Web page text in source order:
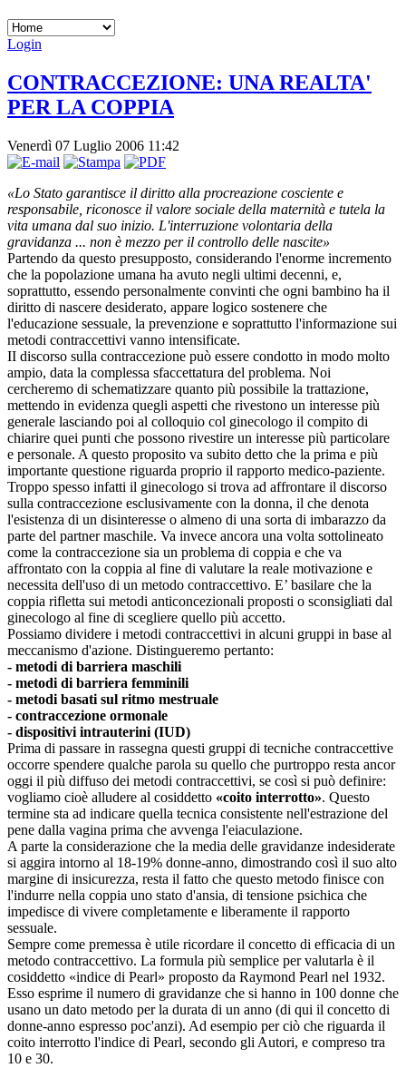
Login
CONTRACCEZIONE: UNA REALTA'
PER LA COPPIA
Venerdì 07 Luglio 2006 11:42
«Lo Stato garantisce il diritto alla procreazione cosciente e
responsabile, riconosce il valore sociale della maternità e tutela la
vita umana dal suo inizio. L'interruzione volontaria della
gravidanza ... non è mezzo per il controllo delle nascite»
Partendo da questo presupposto, considerando l'enorme incremento
che la popolazione umana ha avuto negli ultimi decenni, e,
soprattutto, essendo personalmente convinti che ogni bambino ha il
diritto di nascere desiderato, appare logico sostenere che
l'educazione sessuale, la prevenzione e soprattutto l'infor­mazione sui
metodi contraccettivi vanno intensificate.
II discorso sulla contraccezione può essere condotto in modo molto
ampio, data la complessa sfaccettatura del problema. Noi
cercheremo di schematizzare quanto più possibile la trattazione,
mettendo in evidenza quegli aspetti che rivestono un interesse più
generale lasciando poi al colloquio col ginecologo il compito di
chiarire quei punti che possono rivestire un interesse più particolare
e personale. A questo proposito va subito detto che la prima e più
importante questione riguarda proprio il rapporto medico-paziente.
Troppo spesso infatti il ginecologo si trova ad affrontare il discorso
sulla contraccezione esclusivamente con la donna, il che denota
l'esistenza di un disinteresse o almeno di una sorta di imbarazzo da
parte del partner maschile. Va invece ancora una volta sottolineato
come la contraccezione sia un problema di coppia e che va
affrontato con la coppia al fine di valutare la reale motivazione e
necessita dell'uso di un metodo contraccettivo. E’ basilare che la
coppia rifletta sui metodi anticoncezionali proposti o sconsigliati dal
ginecologo al fine di scegliere quello più accetto.
Possiamo dividere i metodi contraccettivi in alcuni gruppi in base al
meccanismo d'azione. Distingueremo pertanto:
- metodi di barriera maschili
- metodi di barriera femminili
- metodi basati sul ritmo mestruale
- contraccezione ormonale
- dispositivi intrauterini (IUD)
Prima di passare in rassegna questi gruppi di tecniche contraccettive
occorre spendere qualche parola su quello che purtroppo resta ancor
oggi il più diffuso dei metodi contraccettivi, se così si può definire:
vogliamo cioè alludere al cosiddetto «coito interrotto». Questo
termine sta ad indicare quella tecnica consistente nell'estrazione del
pene dalla vagina prima che avvenga l'eiaculazione.
A parte la considerazione che la media delle gravidanze indesiderate
si aggira intorno al 18-19% donne-anno, dimostrando così il suo alto
margine di insicurezza, resta il fatto che questo metodo finisce con
l'indurre nella coppia uno stato d'ansia, di tensione psichica che
impedisce di vivere completamente e liberamente il rapporto
sessuale.
Sempre come premessa è utile ricordare il concetto di efficacia di un
metodo contraccettivo. La formula più semplice per valutarla è il
cosiddetto «indice di Pearl» proposto da Raymond Pearl nel 1932.
Esso esprime il numero di gravidanze che si hanno in 100 donne che
usano un dato metodo per la durata di un anno (di qui il concetto di
donne-anno espresso poc'anzi). Ad esempio per ciò che riguarda il
coito interrotto l'indice di Pearl, secondo gli Autori, e compreso tra
10 e 30.